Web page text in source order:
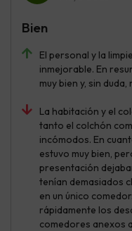
El personal y la
inmejorable. En
muy bien y, sin
La habitación y el
tanto el colchón
incómodos. En
estuvo muy bien,
presentación
tenían demasiados
en un único
rápidamente los
comedores anexos
Bien